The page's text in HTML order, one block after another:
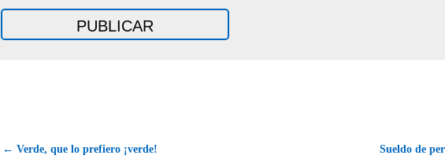
← Verde, que lo prefiero ¡verde! Sueldo de